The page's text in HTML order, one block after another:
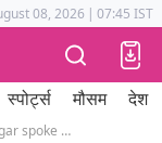
Tak Astrotak
08, 2026 | 07:45 IST
स्पोर्ट्स मौसम देश
Jain religious leader Tarun Sagar spoke about politics, female foeticide and duty of wives in Haryana assembly